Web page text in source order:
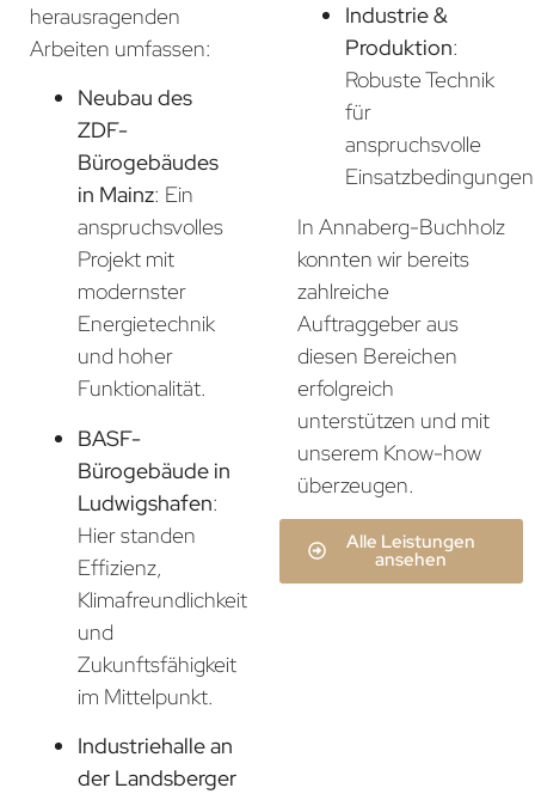
herausragenden
Arbeiten umfassen:
Neubau des
ZDF-
Bürogebäudes
in Mainz: Ein
anspruchsvolles
Projekt mit
modernster
Energietechnik
und hoher
Funktionalität.
BASF-
Bürogebäude in
Ludwigshafen:
Hier standen
Effizienz,
Klimafreundlichkeit
und
Zukunftsfähigkeit
im Mittelpunkt.
Industriehalle an
der Landsberger
Industrie &
Produktion:
Robuste Technik
für
anspruchsvolle
In Annaberg-Buchholz
konnten wir bereits
zahlreiche
Auftraggeber aus
diesen Bereichen
erfolgreich
unterstützen und mit
unserem Know-how
überzeugen.
Alle Leistungen
ansehen